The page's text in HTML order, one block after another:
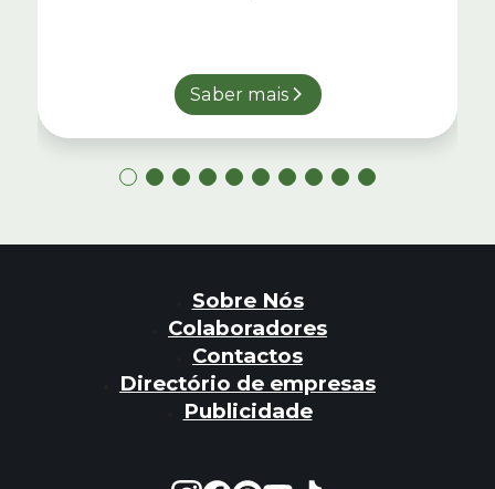
Saber mais
Sobre Nós
Colaboradores
Contactos
Directório de empresas
Publicidade